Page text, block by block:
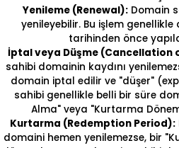
Yenileme (Renewal):Domain
yenileyebilir. Bu işlem
tarihinden önce
İptal veya Düşme (Cancellation
sahibi domainin kaydını
domain iptal edilir ve "düşer"
sahibi genellikle belli bir süre
Alma" veya "Kurtarma
Kurtarma (Redemption Period):
domaini hemen yenilemezse, bir